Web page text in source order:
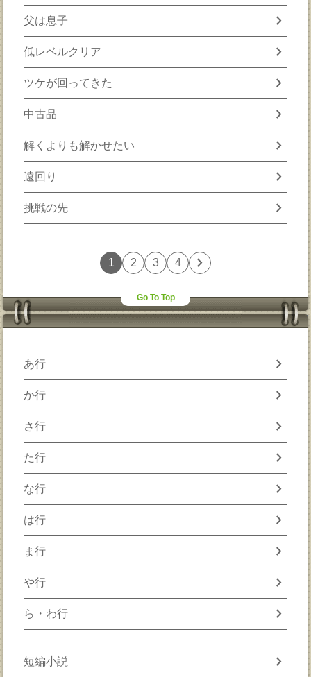
父は息子 chevron_right
低レベルクリア chevron_right
ツケが回ってきた chevron_right
中古品 chevron_right
解くよりも解かせたい chevron_right
遠回り chevron_right
挑戦の先 chevron_right
1 2 3 4 chevron_right
Go To Top
あ行 chevron_right
か行 chevron_right
さ行 chevron_right
た行 chevron_right
な行 chevron_right
は行 chevron_right
ま行 chevron_right
や行 chevron_right
ら・わ行 chevron_right
短編小説 chevron_right